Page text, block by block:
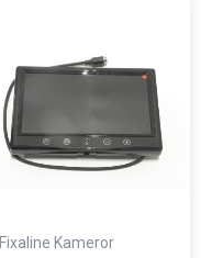
Fixaline Kameror